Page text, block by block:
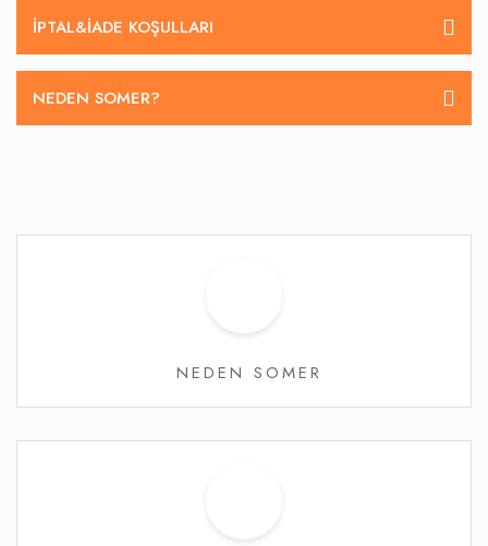
İPTAL&IADE KOŞULLARI
NEDEN SOMER?
NEDEN SOMER